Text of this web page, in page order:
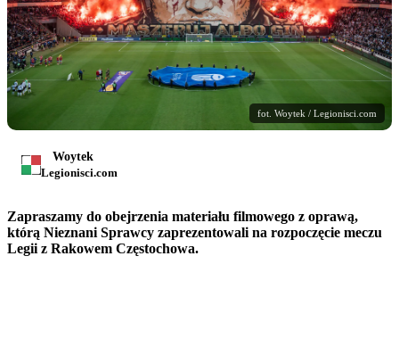
fot. Woytek / Legionisci.com
Woytek
Legionisci.com
Zapraszamy do obejrzenia materiału filmowego z oprawą,
którą Nieznani Sprawcy zaprezentowali na rozpoczęcie meczu
Legii z Rakowem Częstochowa.